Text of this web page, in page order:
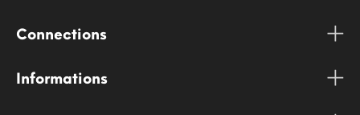
Connections
Informations